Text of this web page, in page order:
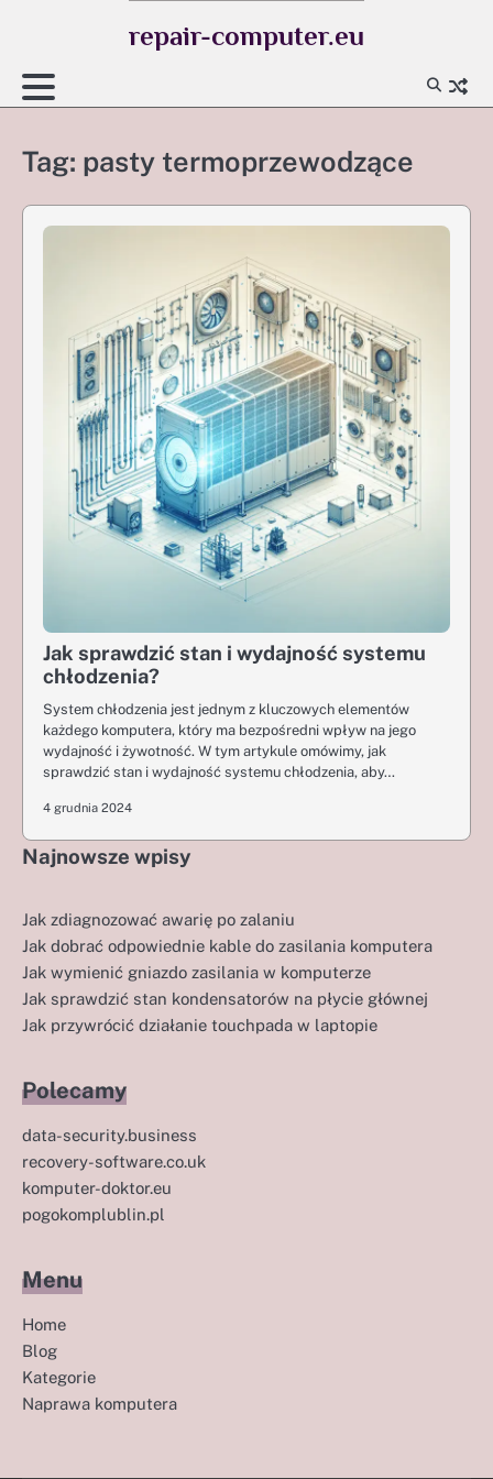
repair-computer.eu
Tag: pasty termoprzewodzące
Jak sprawdzić stan i wydajność systemu
chłodzenia?
System chłodzenia jest jednym z kluczowych elementów
każdego komputera, który ma bezpośredni wpływ na jego
wydajność i żywotność. W tym artykule omówimy, jak
sprawdzić stan i wydajność systemu chłodzenia, aby…
4 grudnia 2024
Najnowsze wpisy
Jak zdiagnozować awarię po zalaniu
Jak dobrać odpowiednie kable do zasilania komputera
Jak wymienić gniazdo zasilania w komputerze
Jak sprawdzić stan kondensatorów na płycie głównej
Jak przywrócić działanie touchpada w laptopie
Polecamy
data-security.business
recovery-software.co.uk
komputer-doktor.eu
pogokomplublin.pl
Menu
Home
Blog
Kategorie
Naprawa komputera